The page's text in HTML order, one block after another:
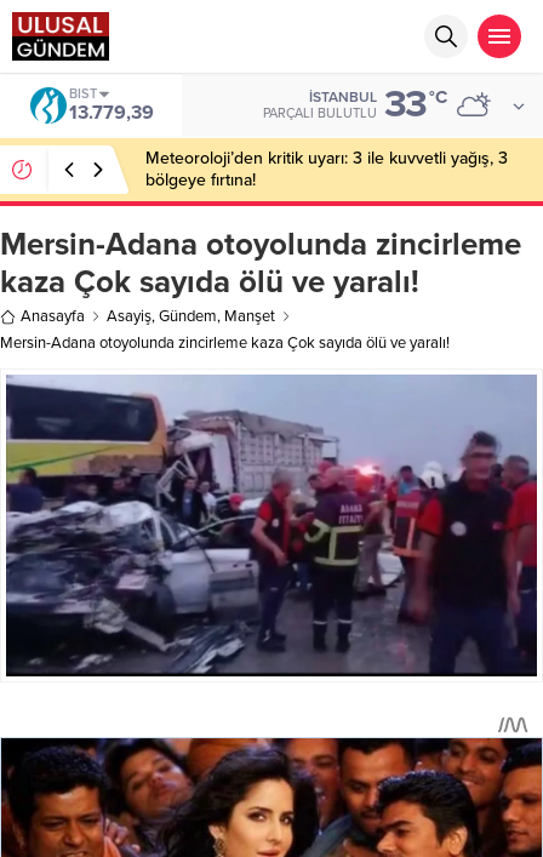
BIST
13.779,39
İSTANBUL
PARÇALI BULUTLU 33°C
Meteoroloji’den kritik uyarı: 3 ile kuvvetli yağış, 3
bölgeye fırtına!
Mersin-Adana otoyolunda zincirleme
kaza Çok sayıda ölü ve yaralı!
Anasayfa Asayiş,Gündem, Manşet
Mersin-Adana otoyolunda zincirleme kaza Çok sayıda ölü ve yaralı!